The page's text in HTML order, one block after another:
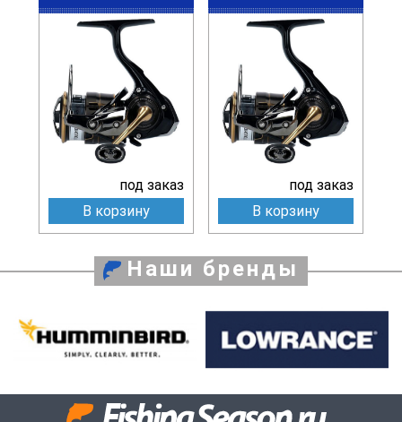
под заказ
В корзину
под заказ
В корзину
Наши бренды